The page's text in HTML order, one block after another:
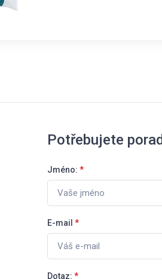
Potřebujete
Jméno: *
E-mail *
Dotaz: *